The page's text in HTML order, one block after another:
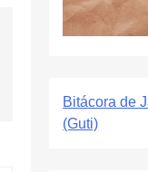
Bitácora de
(Guti)